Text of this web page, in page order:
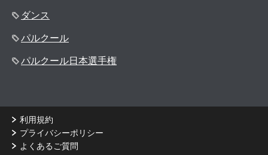
ダンス
パルクール
パルクール日本選手権
利用規約
プライバシーポリシー
よくあるご質問